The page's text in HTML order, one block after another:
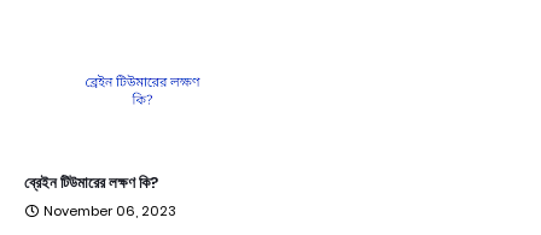
ব্রেইন টিউমারের লক্ষণ কি?
November 06, 2023